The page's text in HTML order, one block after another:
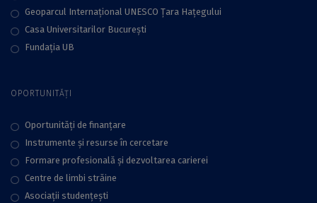
Geoparcul Internațional UNESCO Țara Hațegului
Casa Universitarilor București
Fundaţia UB
OPORTUNITĂȚI
Oportunități de finanțare
Instrumente și resurse în cercetare
Formare profesională și dezvoltarea carierei
Centre de limbi străine
Asociații studențești